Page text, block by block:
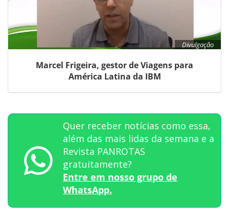
Divulgação
Marcel Frigeira, gestor de Viagens para
América Latina da IBM
Quer receber notícias como essa,
além das mais lidas da semana e a
Revista PANROTAS
gratuitamente?
Entre em nosso grupo de
WhatsApp.